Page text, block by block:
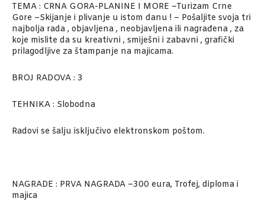
TEMA : CRNA GORA-PLANINE I MORE –Turizam Crne
Gore –Skijanje i plivanje u istom danu ! – Pošaljite svoja tri
najbolja rada , objavljena , neobjavljena ili nagrađena , za
koje mislite da su kreativni , smiješni i zabavni , grafički
prilagodljive za štampanje na majicama.
BROJ RADOVA : 3
TEHNIKA : Slobodna
Radovi se šalju isključivo elektronskom poštom.
NAGRADE : PRVA NAGRADA –300 eura, Trofej, diploma i
majica